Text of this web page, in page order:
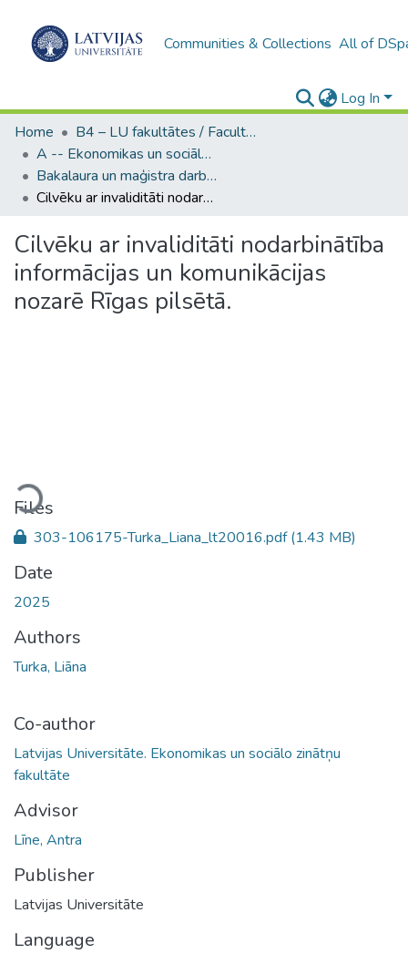
Communities & Collections All of
Log In
Home
B4 – LU fakultātes / Faculties of the UL
A -- Ekonomikas un sociālo zinātņu fakultāte / Faculty of Economics and Social Sciences
Bakalaura un maģistra darbi (ESZF) / Bachelor's and Master's theses
Cilvēku ar invaliditāti nodarbinātība informācijas un komunikācijas nozarē Rīgas pilsētā.
Cilvēku ar invaliditāti nodarbinātība
informācijas un komunikācijas
nozarē Rīgas pilsētā.
Loading...
Files
303-106175-Turka_Liana_lt20016.pdf(1.43 MB)
Date
2025
Authors
Turka, Liāna
Co-author
Latvijas Universitāte. Ekonomikas un sociālo zinātņu
fakultāte
Advisor
Līne, Antra
Publisher
Latvijas Universitāte
Language